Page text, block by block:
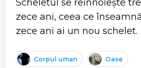
Scheletul se reînnoiește
zece ani, ceea ce
zece ani ai un nou schelet.
Corpul uman Oase